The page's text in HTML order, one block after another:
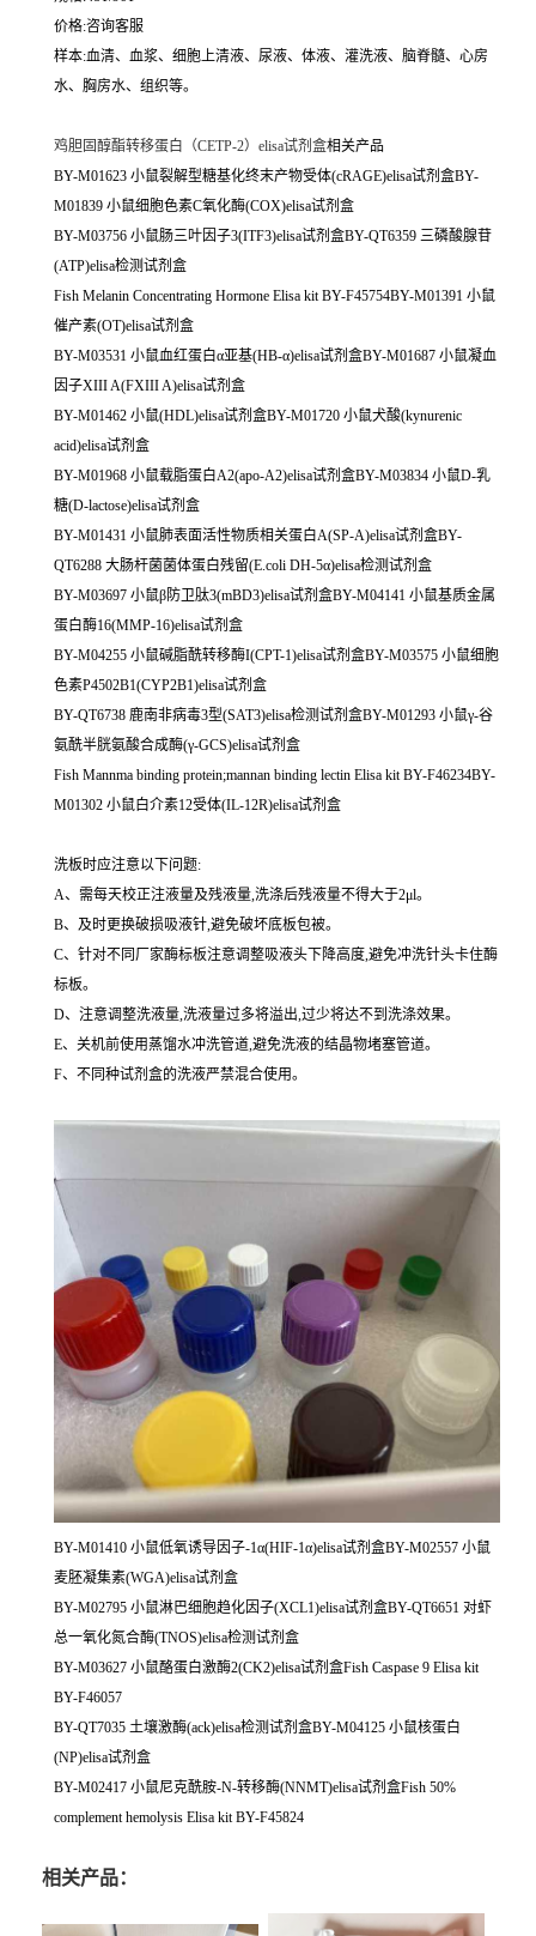
价格:咨询客服
样本:血清、血浆、细胞上清液、尿液、体液、灌洗液、脑脊髓、心房
水、胸房水、组织等。
鸡胆固醇酯转移蛋白（CETP-2）elisa试剂盒相关产品
BY-M01623 小鼠裂解型糖基化终末产物受体(cRAGE)elisa试剂盒BY-
M01839 小鼠细胞色素C氧化酶(COX)elisa试剂盒
BY-M03756 小鼠肠三叶因子3(ITF3)elisa试剂盒BY-QT6359 三磷酸腺苷
(ATP)elisa检测试剂盒
Fish Melanin Concentrating Hormone Elisa kit BY-F45754BY-M01391 小鼠
催产素(OT)elisa试剂盒
BY-M03531 小鼠血红蛋白α亚基(HB-α)elisa试剂盒BY-M01687 小鼠凝血
因子XIII A(FXIII A)elisa试剂盒
BY-M01462 小鼠(HDL)elisa试剂盒BY-M01720 小鼠犬酸(kynurenic
acid)elisa试剂盒
BY-M01968 小鼠载脂蛋白A2(apo-A2)elisa试剂盒BY-M03834 小鼠D-乳
糖(D-lactose)elisa试剂盒
BY-M01431 小鼠肺表面活性物质相关蛋白A(SP-A)elisa试剂盒BY-
QT6288 大肠杆菌菌体蛋白残留(E.coli DH-5α)elisa检测试剂盒
BY-M03697 小鼠β防卫肽3(mBD3)elisa试剂盒BY-M04141 小鼠基质金属
蛋白酶16(MMP-16)elisa试剂盒
BY-M04255 小鼠碱脂酰转移酶I(CPT-1)elisa试剂盒BY-M03575 小鼠细胞
色素P4502B1(CYP2B1)elisa试剂盒
BY-QT6738 鹿南非病毒3型(SAT3)elisa检测试剂盒BY-M01293 小鼠γ-谷
氨酰半胱氨酸合成酶(γ-GCS)elisa试剂盒
Fish Mannma binding protein;mannan binding lectin Elisa kit BY-F46234BY-
M01302 小鼠白介素12受体(IL-12R)elisa试剂盒
洗板时应注意以下问题:
A、需每天校正注液量及残液量,洗涤后残液量不得大于2μl。
B、及时更换破损吸液针,避免破坏底板包被。
C、针对不同厂家酶标板注意调整吸液头下降高度,避免冲洗针头卡住酶
标板。
D、注意调整洗液量,洗液量过多将溢出,过少将达不到洗涤效果。
E、关机前使用蒸馏水冲洗管道,避免洗液的结晶物堵塞管道。
F、不同种试剂盒的洗液严禁混合使用。
BY-M01410 小鼠低氧诱导因子-1α(HIF-1α)elisa试剂盒BY-M02557 小鼠
麦胚凝集素(WGA)elisa试剂盒
BY-M02795 小鼠淋巴细胞趋化因子(XCL1)elisa试剂盒BY-QT6651 对虾
总一氧化氮合酶(TNOS)elisa检测试剂盒
BY-M03627 小鼠酪蛋白激酶2(CK2)elisa试剂盒Fish Caspase 9 Elisa kit
BY-F46057
BY-QT7035 土壤激酶(ack)elisa检测试剂盒BY-M04125 小鼠核蛋白
(NP)elisa试剂盒
BY-M02417 小鼠尼克酰胺-N-转移酶(NNMT)elisa试剂盒Fish 50%
complement hemolysis Elisa kit BY-F45824
相关产品：